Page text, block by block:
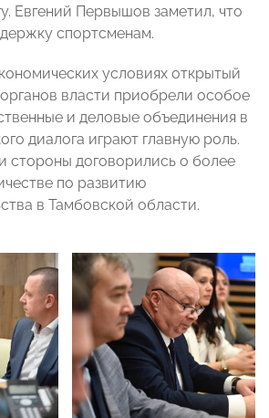
Евгений Первышов заметил, что
спортсменам.
условиях открытый
власти приобрели особое
и деловые объединения в
диалога играют главную роль.
стороны договорились о более
по развитию
в Тамбовской области.